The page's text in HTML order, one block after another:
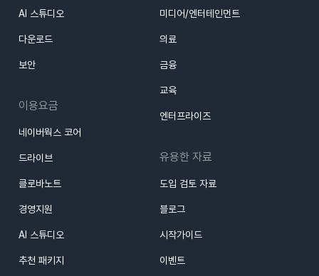
AI 스튜디오
다운로드
보안
이용요금
네이버웍스 코어
드라이브
클로바노트
경영지원
AI 스튜디오
추천 패키지
미디어/엔터테인먼트
의료
금융
교육
엔터프라이즈
유용한 자료
도입 검토 자료
블로그
시작가이드
이벤트